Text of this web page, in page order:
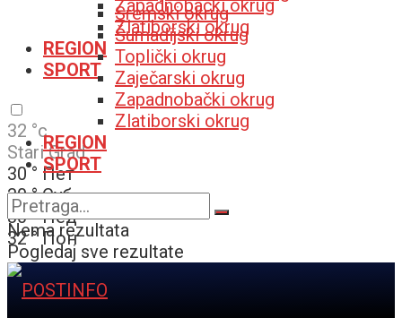
Zapadnobački okrug
Zlatiborski okrug
REGION
SPORT
32 °c
Stari Grad
30 ° Пет
30 ° Суб
30 ° Нед
32 ° Пон
Sremski okrug
Šumadijski okrug
Toplički okrug
Zaječarski okrug
Zapadnobački okrug
Zlatiborski okrug
REGION
SPORT
Nema rezultata
Pogledaj sve rezultate